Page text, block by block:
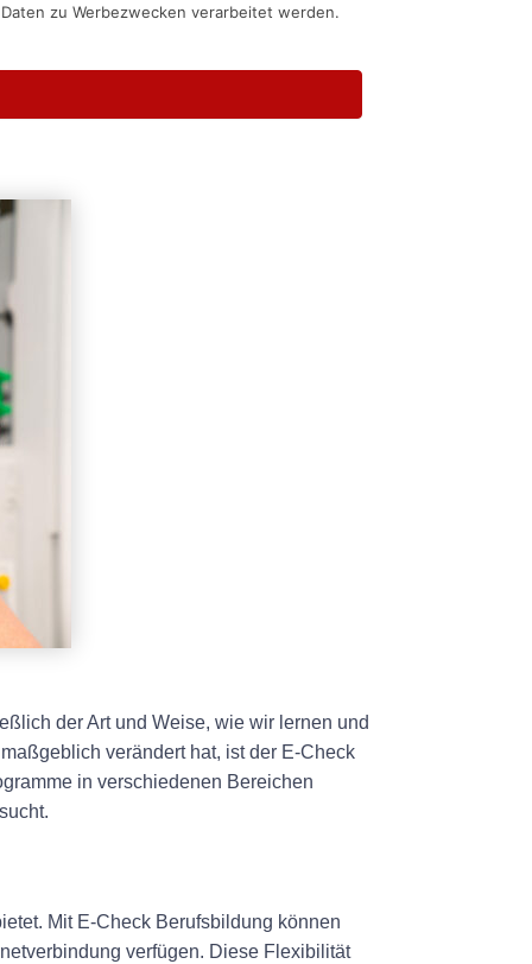
zu Werbezwecken verarbeitet werden.
der Art und Weise, wie wir lernen und
verändert hat, ist der E-Check
in verschiedenen Bereichen
Mit E-Check Berufsbildung können
verfügen. Diese Flexibilität